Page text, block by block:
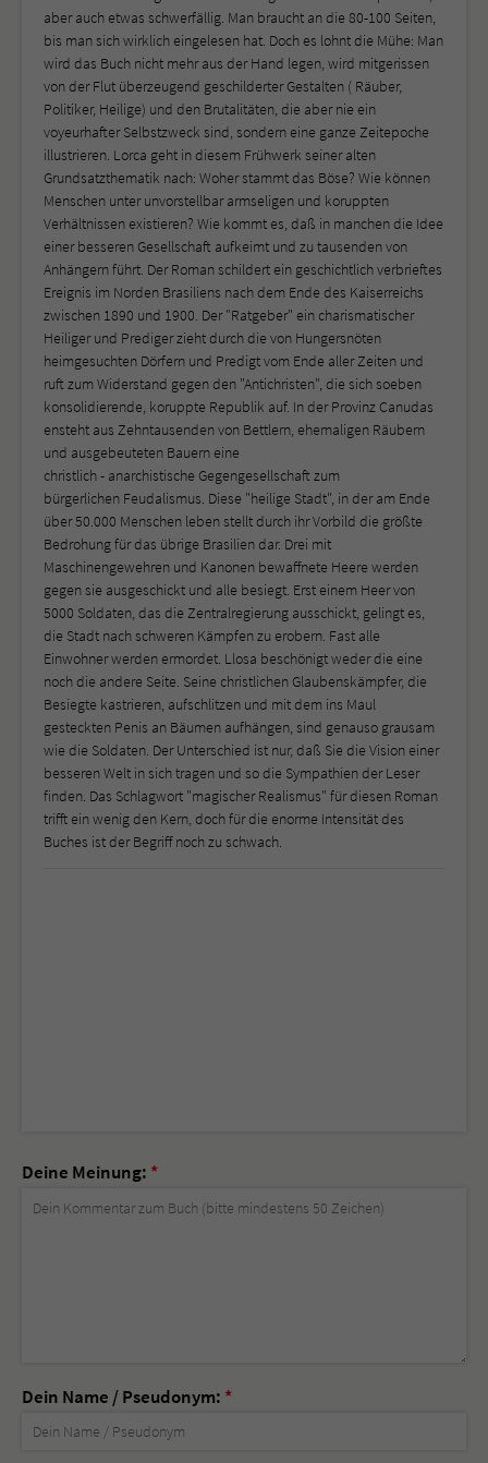
aber auch etwas schwerfällig. Man braucht an die 80-100 Seiten,
bis man sich wirklich eingelesen hat. Doch es lohnt die Mühe: Man
wird das Buch nicht mehr aus der Hand legen, wird mitgerissen
von der Flut überzeugend geschilderter Gestalten ( Räuber,
Politiker, Heilige) und den Brutalitäten, die aber nie ein
voyeurhafter Selbstzweck sind, sondern eine ganze Zeitepoche
illustrieren. Lorca geht in diesem Frühwerk seiner alten
Grundsatzthematik nach: Woher stammt das Böse? Wie können
Menschen unter unvorstellbar armseligen und koruppten
Verhältnissen existieren? Wie kommt es, daß in manchen die Idee
einer besseren Gesellschaft aufkeimt und zu tausenden von
Anhängern führt. Der Roman schildert ein geschichtlich verbrieftes
Ereignis im Norden Brasiliens nach dem Ende des Kaiserreichs
zwischen 1890 und 1900. Der "Ratgeber" ein charismatischer
Heiliger und Prediger zieht durch die von Hungersnöten
heimgesuchten Dörfern und Predigt vom Ende aller Zeiten und
ruft zum Widerstand gegen den "Antichristen", die sich soeben
konsolidierende, koruppte Republik auf. In der Provinz Canudas
ensteht aus Zehntausenden von Bettlern, ehemaligen Räubern
und ausgebeuteten Bauern eine
christlich - anarchistische Gegengesellschaft zum
bürgerlichen Feudalismus. Diese "heilige Stadt", in der am Ende
über 50.000 Menschen leben stellt durch ihr Vorbild die größte
Bedrohung für das übrige Brasilien dar. Drei mit
Maschinengewehren und Kanonen bewaffnete Heere werden
gegen sie ausgeschickt und alle besiegt. Erst einem Heer von
5000 Soldaten, das die Zentralregierung ausschickt, gelingt es,
die Stadt nach schweren Kämpfen zu erobern. Fast alle
Einwohner werden ermordet. Llosa beschönigt weder die eine
noch die andere Seite. Seine christlichen Glaubenskämpfer, die
Besiegte kastrieren, aufschlitzen und mit dem ins Maul
gesteckten Penis an Bäumen aufhängen, sind genauso grausam
wie die Soldaten. Der Unterschied ist nur, daß Sie die Vision einer
besseren Welt in sich tragen und so die Sympathien der Leser
finden. Das Schlagwort "magischer Realismus" für diesen Roman
trifft ein wenig den Kern, doch für die enorme Intensität des
Buches ist der Begriff noch zu schwach.
Deine Meinung: *
Dein Name / Pseudonym: *